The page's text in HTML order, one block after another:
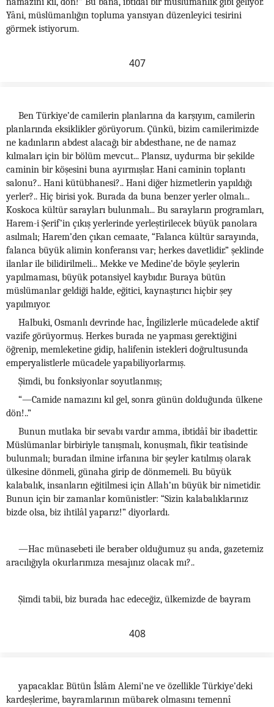
Yâni, müslümanlığın topluma yansıyan düzenleyici tesirini
görmek istiyorum.
407
Ben Türkiye’de camilerin planlarına da karşıyım, camilerin
planlarında eksiklikler görüyorum. Çünkü, bizim camilerimizde
ne kadınların abdest alacağı bir abdesthane, ne de namaz
kılmaları için bir bölüm mevcut... Plansız, uydurma bir şekilde
caminin bir köşesini buna ayırmışlar. Hani caminin toplantı
salonu?.. Hani kütübhanesi?.. Hani diğer hizmetlerin yapıldığı
yerler?.. Hiç birisi yok. Burada da buna benzer yerler olmalı...
Koskoca kültür sarayları bulunmalı... Bu sarayların programları,
Harem-i Şerif’in çıkış yerlerinde yerleştirilecek büyük panolara
asılmalı; Harem’den çıkan cemaate, “Falanca kültür sarayında,
falanca büyük alimin konferansı var; herkes davetlidir.” şeklinde
ilanlar ile bilidirilmeli... Mekke ve Medine’de böyle şeylerin
yapılmaması, büyük potansiyel kaybıdır. Buraya bütün
müslümanlar geldiği halde, eğitici, kaynaştırıcı hiçbir şey
yapılmıyor.
Halbuki, Osmanlı devrinde hac, İngilizlerle mücadelede aktif
vazife görüyormuş. Herkes burada ne yapması gerektiğini
öğrenip, memleketine gidip, halifenin istekleri doğrultusunda
emperyalistlerle mücadele yapabiliyorlarmış.
Şimdi, bu fonksiyonlar soyutlanmış;
“—Camide namazını kıl gel, sonra günün dolduğunda ülkene
dön!..”
Bunun mutlaka bir sevabı vardır amma, ibtidâî bir ibadettir.
Müslümanlar birbiriyle tanışmalı, konuşmalı, fikir teatîsinde
bulunmalı; buradan ilmine irfanına bir şeyler katılmış olarak
ülkesine dönmeli, günaha girip de dönmemeli. Bu büyük
kalabalık, insanların eğitilmesi için Allah’ın büyük bir nimetidir.
Bunun için bir zamanlar komünistler: “Sizin kalabalıklarınız
bizde olsa, biz ihtilâl yaparız!” diyorlardı.
—Hac münasebeti ile beraber olduğumuz şu anda, gazetemiz
aracılığıyla okurlarımıza mesajınız olacak mı?..
Şimdi tabii, biz burada hac edeceğiz, ülkemizde de bayram
408
yapacaklar. Bütün İslâm Alemi’ne ve özellikle Türkiye’deki
kardeşlerime, bayramlarının mübarek olmasını temennî